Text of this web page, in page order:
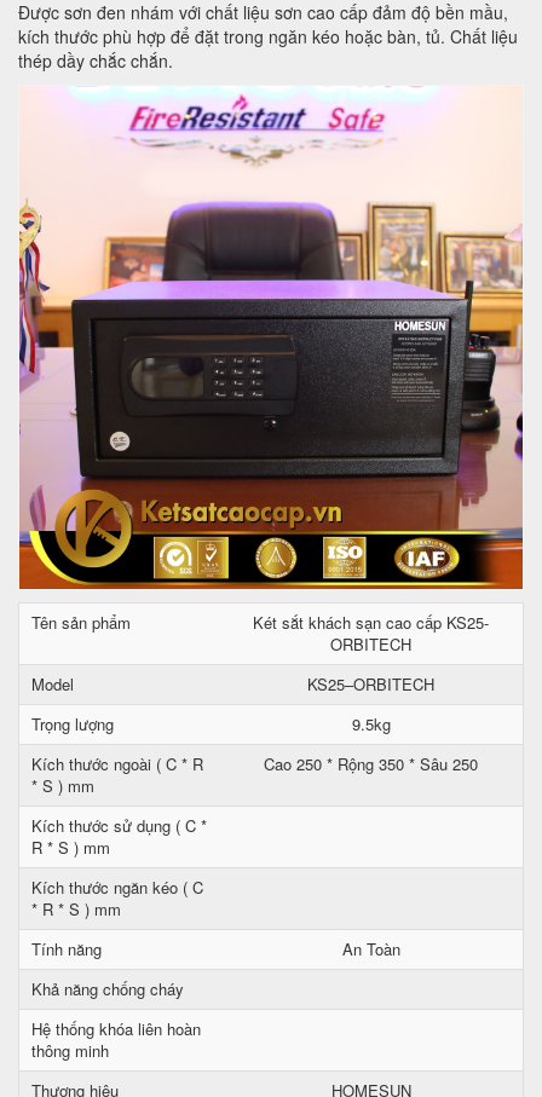
Được sơn đen nhám với chất liệu sơn cao cấp đảm độ bền mầu,
kích thước phù hợp để đặt trong ngăn kéo hoặc bàn, tủ. Chất liệu
thép dầy chắc chắn.
Tên sản phẩm
Két sắt khách sạn cao cấp KS25-
ORBITECH
Model
KS25–ORBITECH
Trọng lượng
9.5kg
Kích thước ngoài ( C * R
* S ) mm
Cao 250 * Rộng 350 * Sâu 250
Kích thước sử dụng ( C *
R * S ) mm
Kích thước ngăn kéo ( C
* R * S ) mm
Tính năng
An Toàn
Khả năng chống cháy
Hệ thống khóa liên hoàn
thông minh
Thương hiệu
HOMESUN